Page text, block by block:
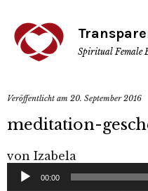
Spiritual Female
Veröffentlicht am 20. September 2016
meditation-
von Izabela
Audio-
Player00:00